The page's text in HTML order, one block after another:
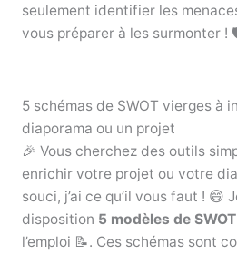
seulement identifier les
vous préparer à les surmonter !
5 schémas de SWOT vierges à
diaporama ou un projet
🎉 Vous cherchez des outils
enrichir votre projet ou votre
souci, j’ai ce qu’il vous faut ! 😄
disposition 5 modèles de
l’emploi 📝. Ces schémas sont